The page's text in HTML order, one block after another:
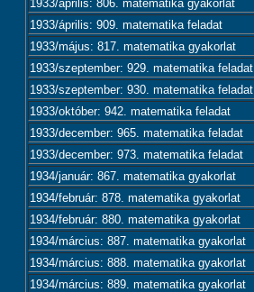
1933/április: 806. matematika gyakorlat
1933/április: 909. matematika feladat
1933/május: 817. matematika gyakorlat
1933/szeptember: 929. matematika feladat
1933/szeptember: 930. matematika feladat
1933/október: 942. matematika feladat
1933/december: 965. matematika feladat
1933/december: 973. matematika feladat
1934/január: 867. matematika gyakorlat
1934/február: 878. matematika gyakorlat
1934/február: 880. matematika gyakorlat
1934/március: 887. matematika gyakorlat
1934/március: 888. matematika gyakorlat
1934/március: 889. matematika gyakorlat